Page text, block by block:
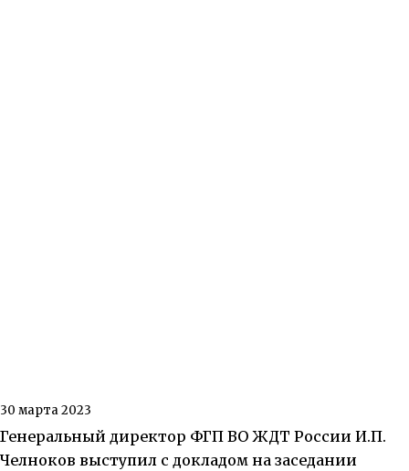
30 марта 2023
Генеральный директор ФГП ВО ЖДТ России И.П.
Челноков выступил с докладом на заседании